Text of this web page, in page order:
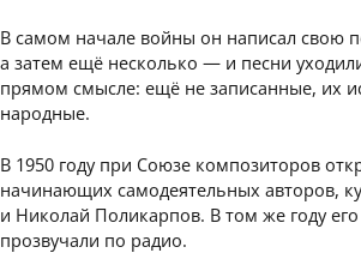
В самом начале войны он написал свою
а затем ещё несколько — и песни
прямом смысле: ещё не записанные, их
народные.
В 1950 году при Союзе композиторов
начинающих самодеятельных авторов,
и Николай Поликарпов. В том же году
прозвучали по радио.